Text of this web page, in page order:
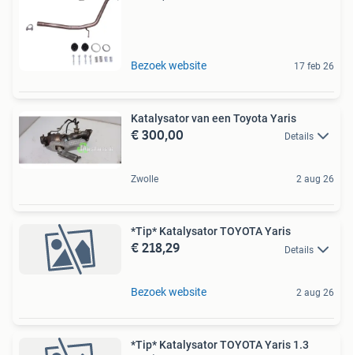
Bezoek website 17 feb 26
Katalysator van een Toyota Yaris
€ 300,00 Details
Zwolle 2 aug 26
*Tip* Katalysator TOYOTA Yaris
€ 218,29 Details
Bezoek website 2 aug 26
*Tip* Katalysator TOYOTA Yaris 1.3